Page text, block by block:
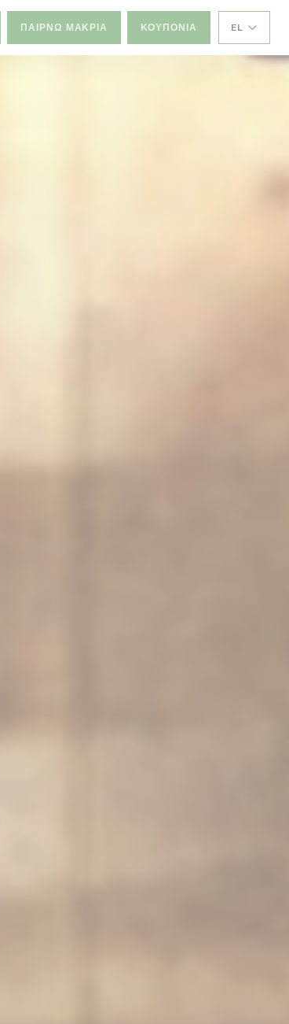
ΠΑΊΡΝΩ ΜΑΚΡΙΆ ΚΟΥΠΌΝΙΑ EL